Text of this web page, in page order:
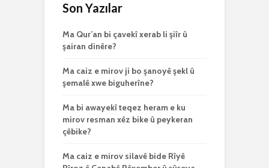
Son Yazılar
Ma Qur’an bi çavekî xerab li şiîr û
şairan dinêre?
Ma caiz e mirov ji bo şanoyê şekl û
şemalê xwe biguherîne?
Ma bi awayekî teqez heram e ku
mirov resman xêz bike û peykeran
çêbike?
Ma caiz e mirov silavê bide Rîyê